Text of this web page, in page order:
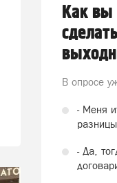
Как вы
В опросе
- Меня
разницы
- Да,